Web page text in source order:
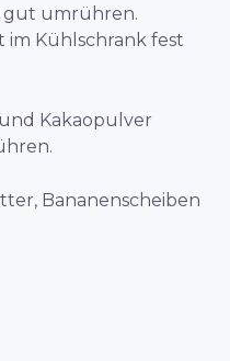
gut umrühren.
Kühlschrank fest
Kakaopulver
Bananenscheiben